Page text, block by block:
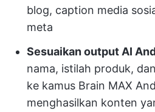
blog, caption media
meta
Sesuaikan output AI
nama, istilah produk,
ke kamus Brain MAX
menghasilkan konten